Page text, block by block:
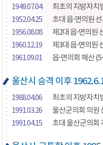
1949.07.04
최초의 지방자치
1952.04.25
초대 읍·면의원
1956.08.08
제2대 읍·면의원
1960.12.19
제3대 읍·면의원
1961.09.01
읍·면의회 해산
울산시 승격 이후
1988.04.06
최초의 지방자치
1991.03.26
울산군의회 의원
1991.04.15
초대 울산군의회